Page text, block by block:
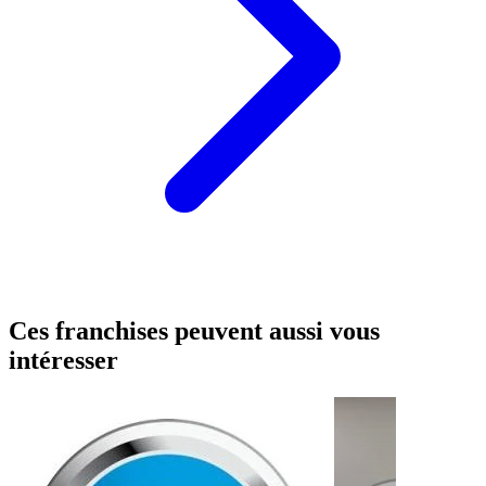
Ces franchises peuvent aussi vous
intéresser